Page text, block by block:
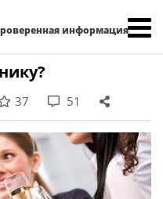
информация
37 51